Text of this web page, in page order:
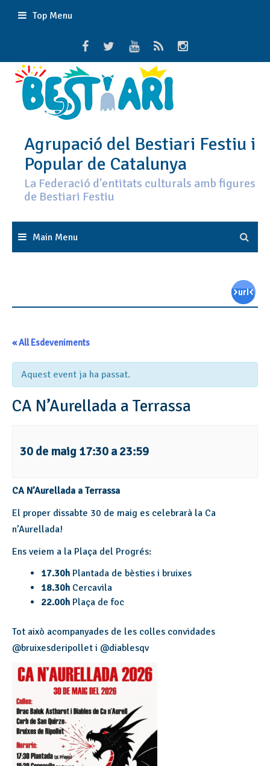
Top Menu
Agrupació del Bestiari Festiu i
Popular de Catalunya
La Federació d'entitats culturals amb figures
de Bestiari Festiu
Main Menu
« All Esdeveniments
Aquest event ja ha passat.
CA N’Aurellada a Terrassa
30 de maig 17:30 a23:59
CA N’Aurellada a Terrassa
El proper dissabte 30 de maig es celebrarà la Ca
n’Aurellada!
Ens veiem a la Plaça del Progrés:
17.30h Plantada de bèsties i bruixes
18.30h Cercavila
22.00h Plaça de foc
Tot això acompanyades de les colles convidades
@bruixesderipollet i @diablesqv